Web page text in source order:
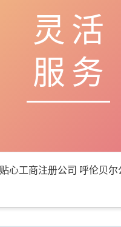
灵活
服务